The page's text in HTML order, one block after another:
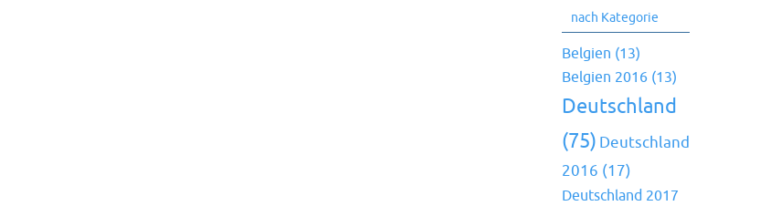
nach Kategorie
Belgien (13)
Belgien 2016 (13)
Deutschland
(75) Deutschland
2016 (17)
Deutschland 2017